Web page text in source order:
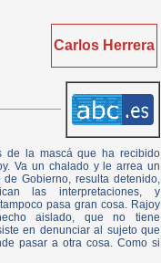
Carlos Herrera
de la mascá que ha recibido
Va un chalado y le arrea un
Gobierno, resulta detenido,
las interpretaciones, y
pasa gran cosa. Rajoy
aislado, que no tiene
en denunciar al sujeto que
pasar a otra cosa. Como si